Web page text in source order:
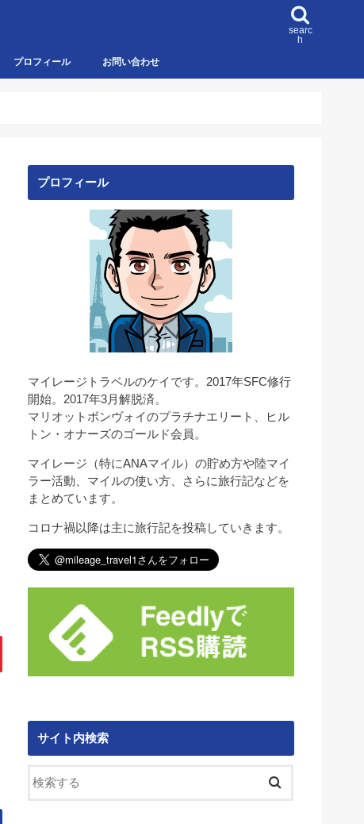
searc
h
プロフィール お問い合わせ
プロフィール
マイレージトラベルのケイです。2017年SFC修行
開始。2017年3月解脱済。
マリオットボンヴォイのプラチナエリート、ヒル
トン・オナーズのゴールド会員。
マイレージ（特にANAマイル）の貯め方や陸マイ
ラー活動、マイルの使い方、さらに旅行記などを
まとめています。
コロナ禍以降は主に旅行記を投稿していきます。
サイト内検索